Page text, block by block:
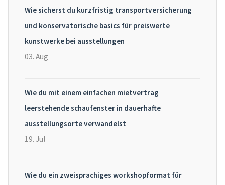
Wie sicherst du kurzfristig transportversicherung
und konservatorische basics für preiswerte
kunstwerke bei ausstellungen
03. Aug
Wie du mit einem einfachen mietvertrag
leerstehende schaufenster in dauerhafte
ausstellungsorte verwandelst
19. Jul
Wie du ein zweisprachiges workshopformat für